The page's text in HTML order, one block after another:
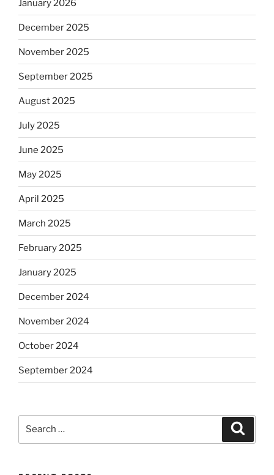
January 2026
December 2025
November 2025
September 2025
August 2025
July 2025
June 2025
May 2025
April 2025
March 2025
February 2025
January 2025
December 2024
November 2024
October 2024
September 2024